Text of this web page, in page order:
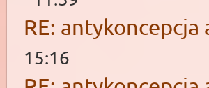
RE:
15:16